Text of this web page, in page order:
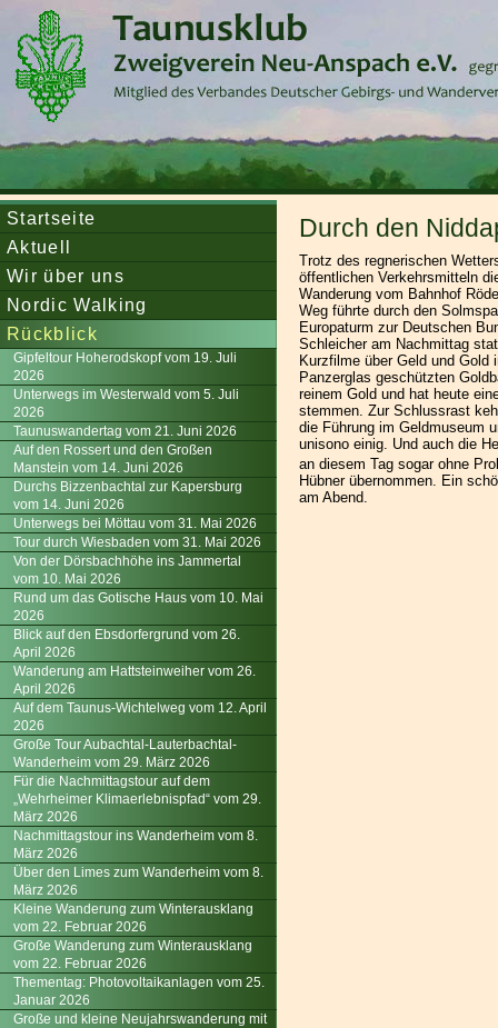
Startseite
Aktuell
Wir über uns
Nordic Walking
Rückblick
Gipfeltour Hoherodskopf vom 19. Juli
2026
Unterwegs im Westerwald vom 5. Juli
2026
Taunuswandertag vom 21. Juni 2026
Auf den Rossert und den Großen
Manstein vom 14. Juni 2026
Durchs Bizzenbachtal zur Kapersburg
vom 14. Juni 2026
Unterwegs bei Möttau vom 31. Mai 2026
Tour durch Wiesbaden vom 31. Mai 2026
Von der Dörsbachhöhe ins Jammertal
vom 10. Mai 2026
Rund um das Gotische Haus vom 10. Mai
2026
Blick auf den Ebsdorfergrund vom 26.
April 2026
Wanderung am Hattsteinweiher vom 26.
April 2026
Auf dem Taunus-Wichtelweg vom 12. April
2026
Große Tour Aubachtal-Lauterbachtal-
Wanderheim vom 29. März 2026
Für die Nachmittagstour auf dem
„Wehrheimer Klimaerlebnispfad“ vom 29.
März 2026
Nachmittagstour ins Wanderheim vom 8.
März 2026
Über den Limes zum Wanderheim vom 8.
März 2026
Kleine Wanderung zum Winterausklang
vom 22. Februar 2026
Große Wanderung zum Winterausklang
vom 22. Februar 2026
Thementag: Photovoltaikanlagen vom 25.
Januar 2026
Große und kleine Neujahrswanderung mit
Durch den
Trotz des regnerischen
öffentlichen Verkehrsmitteln
Wanderung vom Bahnhof
Weg führte durch den
Europaturm zur Deutschen
Schleicher am Nachmittag
Kurzfilme über Geld und
Panzerglas geschützten
reinem Gold und hat heute
stemmen. Zur Schlussrast
die Führung im Geldmuseum
unisono einig. Und auch die
an diesem Tag sogar ohne
Hübner übernommen. Ein
am Abend.